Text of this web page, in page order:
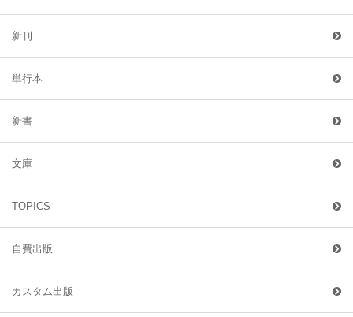
新刊
単行本
新書
文庫
TOPICS
自費出版
カスタム出版